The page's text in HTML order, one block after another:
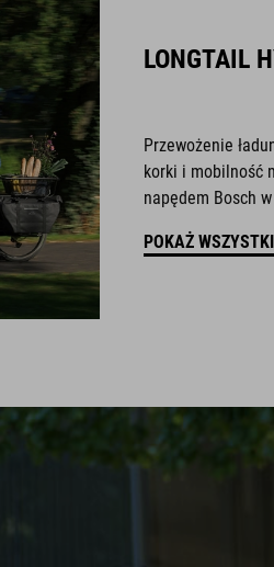
LONGTAIL
Przewożenie
korki i mobilność
napędem Bosch
POKAŻ